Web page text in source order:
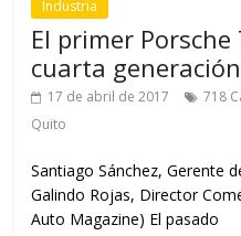
Industria
El primer Porsche
cuarta
17 de abril de 2017 718
Quito
Santiago Sánchez, Gerente
Galindo Rojas, Director
Auto Magazine) El pasado